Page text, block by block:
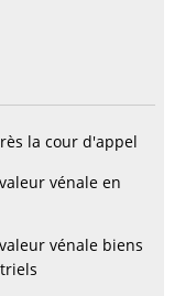
la cour d'appel
vénale en
vénale biens